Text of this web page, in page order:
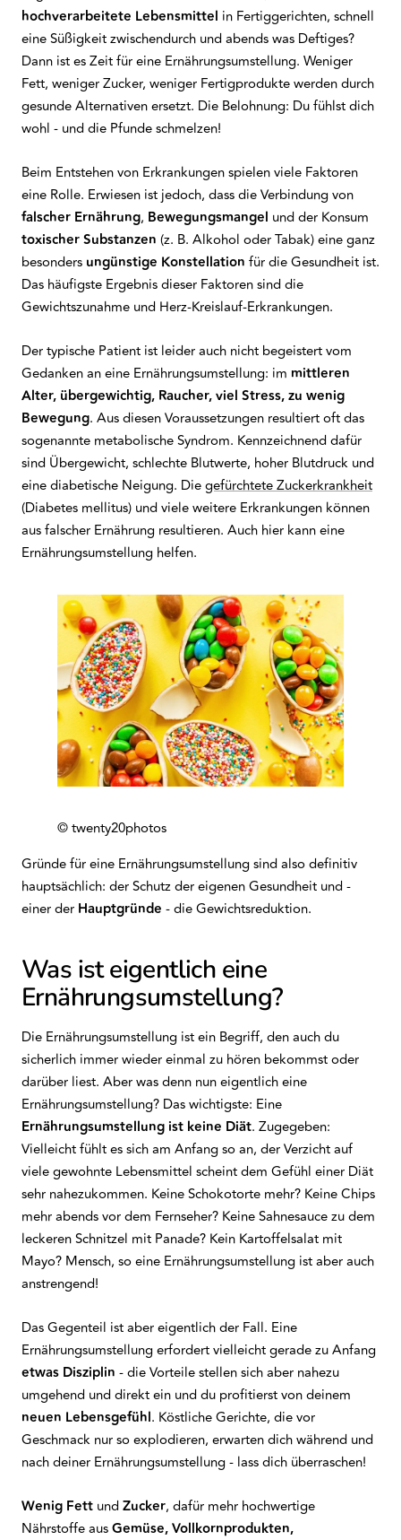
hochverarbeitete Lebensmittel in Fertiggerichten, schnell
eine Süßigkeit zwischendurch und abends was Deftiges?
Dann ist es Zeit für eine Ernährungsumstellung. Weniger
Fett, weniger Zucker, weniger Fertigprodukte werden durch
gesunde Alternativen ersetzt. Die Belohnung: Du fühlst dich
wohl - und die Pfunde schmelzen!
Beim Entstehen von Erkrankungen spielen viele Faktoren
eine Rolle. Erwiesen ist jedoch, dass die Verbindung von
falscher Ernährung, Bewegungsmangel und der Konsum
toxischer Substanzen (z. B. Alkohol oder Tabak) eine ganz
besonders ungünstige Konstellation für die Gesundheit ist.
Das häufigste Ergebnis dieser Faktoren sind die
Gewichtszunahme und Herz-Kreislauf-Erkrankungen.
Der typische Patient ist leider auch nicht begeistert vom
Gedanken an eine Ernährungsumstellung: im mittleren
Alter, übergewichtig, Raucher, viel Stress, zu wenig
Bewegung. Aus diesen Voraussetzungen resultiert oft das
sogenannte metabolische Syndrom. Kennzeichnend dafür
sind Übergewicht, schlechte Blutwerte, hoher Blutdruck und
eine diabetische Neigung. Diegefürchtete Zuckerkrankheit
(Diabetes mellitus) und viele weitere Erkrankungen können
aus falscher Ernährung resultieren. Auch hier kann eine
Ernährungsumstellung helfen.
© twenty20photos
Gründe für eine Ernährungsumstellung sind also definitiv
hauptsächlich: der Schutz der eigenen Gesundheit und -
einer der Hauptgründe - die Gewichtsreduktion.
Was ist eigentlich eine
Ernährungsumstellung?
Die Ernährungsumstellung ist ein Begriff, den auch du
sicherlich immer wieder einmal zu hören bekommst oder
darüber liest. Aber was denn nun eigentlich eine
Ernährungsumstellung? Das wichtigste: Eine
Ernährungsumstellung ist keine Diät. Zugegeben:
Vielleicht fühlt es sich am Anfang so an, der Verzicht auf
viele gewohnte Lebensmittel scheint dem Gefühl einer Diät
sehr nahezukommen. Keine Schokotorte mehr? Keine Chips
mehr abends vor dem Fernseher? Keine Sahnesauce zu dem
leckeren Schnitzel mit Panade? Kein Kartoffelsalat mit
Mayo? Mensch, so eine Ernährungsumstellung ist aber auch
anstrengend!
Das Gegenteil ist aber eigentlich der Fall. Eine
Ernährungsumstellung erfordert vielleicht gerade zu Anfang
etwas Disziplin - die Vorteile stellen sich aber nahezu
umgehend und direkt ein und du profitierst von deinem
neuen Lebensgefühl. Köstliche Gerichte, die vor
Geschmack nur so explodieren, erwarten dich während und
nach deiner Ernährungsumstellung - lass dich überraschen!
Wenig Fett undZucker, dafür mehr hochwertige
Nährstoffe ausGemüse, Vollkornprodukten,